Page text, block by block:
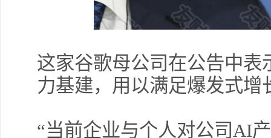
这家谷歌母公司在公告中
力基建，用以满足爆发式增
“当前企业与个人对公司AI